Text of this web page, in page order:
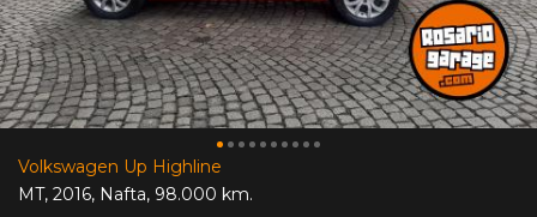
Volkswagen Up Highline
MT, 2016, Nafta, 98.000 km.